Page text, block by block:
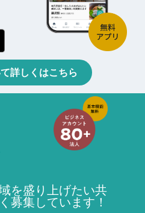
詳しくはこちら
を盛り上げたい共
募集しています！